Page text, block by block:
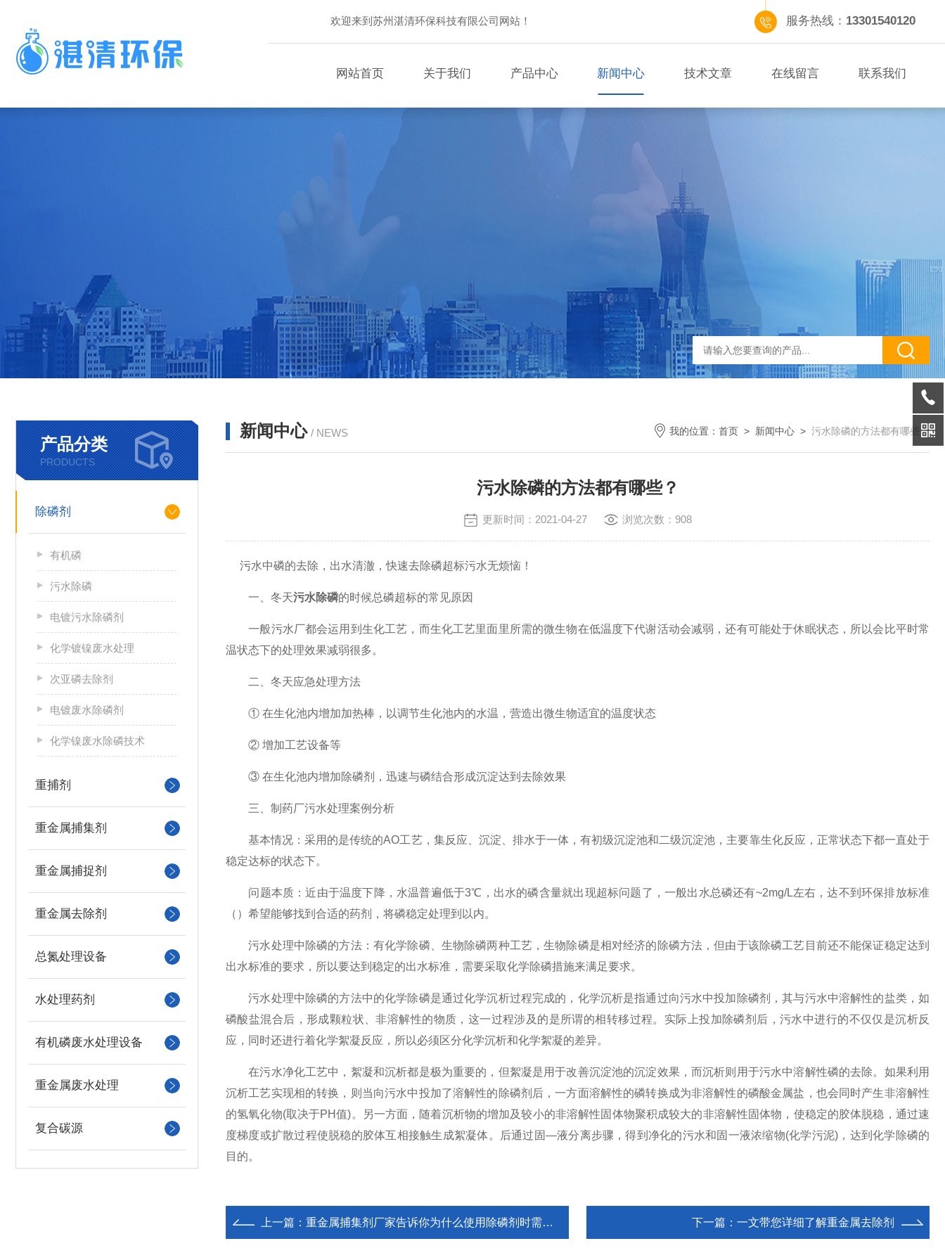
欢迎来到苏州湛清环保科技有限公司网站！ 服务热线： 13301540120
网站首页 关于我们 产品中心 新闻中心 技术文章 在线留言 联系我们
产品分类
PRODUCTS
除磷剂
有机磷
污水除磷
电镀污水除磷剂
化学镀镍废水处理
次亚磷去除剂
电镀废水除磷剂
化学镍废水除磷技术
重捕剂
重金属捕集剂
重金属捕捉剂
重金属去除剂
总氮处理设备
水处理药剂
有机磷废水处理设备
重金属废水处理
复合碳源
新闻中心 / NEWS 我的位置： 首页 > 新闻中心 > 污水除磷的方法都有哪些？
污水除磷的方法都有哪些？
更新时间：2021-04-27 浏览次数：908
污水中磷的去除，出水清澈，快速去除磷超标污水无烦恼！
一、冬天污水除磷的时候总磷超标的常见原因
一般污水厂都会运用到生化工艺，而生化工艺里面里所需的微生物在低温度下代谢活动会减弱，还有可能处于休眠状态，所以会比平时常
温状态下的处理效果减弱很多。
二、冬天应急处理方法
① 在生化池内增加加热棒，以调节生化池内的水温，营造出微生物适宜的温度状态
② 增加工艺设备等
③ 在生化池内增加除磷剂，迅速与磷结合形成沉淀达到去除效果
三、制药厂污水处理案例分析
基本情况：采用的是传统的AO工艺，集反应、沉淀、排水于一体，有初级沉淀池和二级沉淀池，主要靠生化反应，正常状态下都一直处于
稳定达标的状态下。
问题本质：近由于温度下降，水温普遍低于3℃，出水的磷含量就出现超标问题了，一般出水总磷还有~2mg/L左右，达不到环保排放标准
（）希望能够找到合适的药剂，将磷稳定处理到以内。
污水处理中除磷的方法：有化学除磷、生物除磷两种工艺，生物除磷是相对经济的除磷方法，但由于该除磷工艺目前还不能保证稳定达到
出水标准的要求，所以要达到稳定的出水标准，需要采取化学除磷措施来满足要求。
污水处理中除磷的方法中的化学除磷是通过化学沉析过程完成的，化学沉析是指通过向污水中投加除磷剂，其与污水中溶解性的盐类，如
磷酸盐混合后，形成颗粒状、非溶解性的物质，这一过程涉及的是所谓的相转移过程。实际上投加除磷剂后，污水中进行的不仅仅是沉析反
应，同时还进行着化学絮凝反应，所以必须区分化学沉析和化学絮凝的差异。
在污水净化工艺中，絮凝和沉析都是极为重要的，但絮凝是用于改善沉淀池的沉淀效果，而沉析则用于污水中溶解性磷的去除。如果利用
沉析工艺实现相的转换，则当向污水中投加了溶解性的除磷剂后，一方面溶解性的磷转换成为非溶解性的磷酸金属盐，也会同时产生非溶解性
的氢氧化物(取决于PH值)。另一方面，随着沉析物的增加及较小的非溶解性固体物聚积成较大的非溶解性固体物，使稳定的胶体脱稳，通过速
度梯度或扩散过程使脱稳的胶体互相接触生成絮凝体。后通过固—液分离步骤，得到净化的污水和固一液浓缩物(化学污泥)，达到化学除磷的
目的。
上一篇： 重金属捕集剂厂家告诉你为什么使用除磷剂时需要添加石灰 下一篇： 一文带您详细了解重金属去除剂